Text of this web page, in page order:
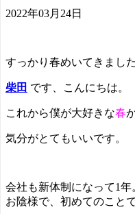
2022年03月24日
すっかり春めいてきました
柴田 です、こんにちは。
これから僕が大好きな春
気分がとてもいいです。
会社も新体制になって1年
お陰様で、初めてのこと